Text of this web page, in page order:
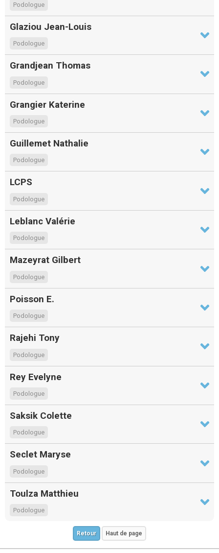
Podologue
Glaziou Jean-Louis
Podologue
Grandjean Thomas
Podologue
Grangier Katerine
Podologue
Guillemet Nathalie
Podologue
LCPS
Podologue
Leblanc Valérie
Podologue
Mazeyrat Gilbert
Podologue
Poisson E.
Podologue
Rajehi Tony
Podologue
Rey Evelyne
Podologue
Saksik Colette
Podologue
Seclet Maryse
Podologue
Toulza Matthieu
Podologue
Retour Haut de page